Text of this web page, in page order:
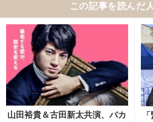
この記事を読んだ
山田裕貴＆古田新太共演、バカ